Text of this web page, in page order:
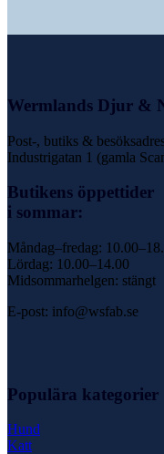
Wermlands Djur &
Post-, butiks &
Industrigatan 1 (gamla
Butikens öppettider
i sommar:
Måndag–fredag:
Lördag: 10.00–14.00
Midsommarhelgen: stängt
E-post: info@wsfab.se
Populära kategorier
Hund
Katt